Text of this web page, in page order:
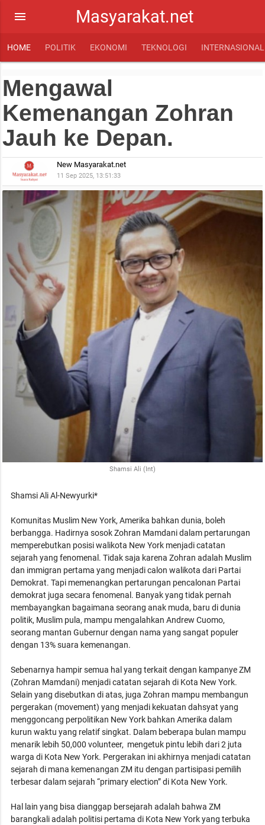
Masyarakat.net
menu
HOME POLITIK EKONOMI TEKNOLOGI INTERNASIONAL
Mengawal
Kemenangan Zohran
Jauh ke Depan.
New Masyarakat.net
11 Sep 2025, 13:51:33
Shamsi Ali (Int)
Shamsi Ali Al-Newyurki*
Komunitas Muslim New York, Amerika bahkan dunia, boleh
berbangga. Hadirnya sosok Zohran Mamdani dalam pertarungan
memperebutkan posisi walikota New York menjadi catatan
sejarah yang fenomenal. Tidak saja karena Zohran adalah Muslim
dan immigran pertama yang menjadi calon walikota dari Partai
Demokrat. Tapi memenangkan pertarungan pencalonan Partai
demokrat juga secara fenomenal. Banyak yang tidak pernah
membayangkan bagaimana seorang anak muda, baru di dunia
politik, Muslim pula, mampu mengalahkan Andrew Cuomo,
seorang mantan Gubernur dengan nama yang sangat populer
dengan 13% suara kemenangan.
Sebenarnya hampir semua hal yang terkait dengan kampanye ZM
(Zohran Mamdani) menjadi catatan sejarah di Kota New York.
Selain yang disebutkan di atas, juga Zohran mampu membangun
pergerakan (movement) yang menjadi kekuatan dahsyat yang
menggoncang perpolitikan New York bahkan Amerika dalam
kurun waktu yang relatif singkat. Dalam beberapa bulan mampu
menarik lebih 50,000 volunteer, mengetuk pintu lebih dari 2 juta
warga di Kota New York. Pergerakan ini akhirnya menjadi catatan
sejarah di mana kemenangan ZM itu dengan partisipasi pemilih
terbesar dalam sejarah “primary election” di Kota New York.
Hal lain yang bisa dianggap bersejarah adalah bahwa ZM
barangkali adalah politisi pertama di Kota New York yang terbuka